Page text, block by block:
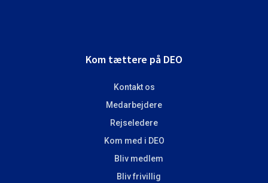
Kom tættere på DEO
Kontakt os
Medarbejdere
Rejseledere
Kom med i DEO
Bliv medlem
Bliv frivillig